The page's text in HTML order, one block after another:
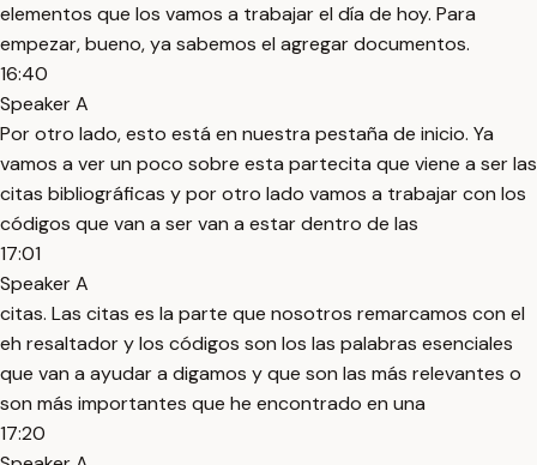
elementos que los vamos a trabajar el día de hoy. Para
empezar, bueno, ya sabemos el agregar documentos.
16:40
Speaker A
Por otro lado, esto está en nuestra pestaña de inicio. Ya
vamos a ver un poco sobre esta partecita que viene a ser las
citas bibliográficas y por otro lado vamos a trabajar con los
códigos que van a ser van a estar dentro de las
17:01
Speaker A
citas. Las citas es la parte que nosotros remarcamos con el
eh resaltador y los códigos son los las palabras esenciales
que van a ayudar a digamos y que son las más relevantes o
son más importantes que he encontrado en una
17:20